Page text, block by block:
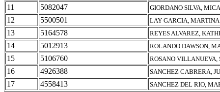
11 5082047 GIORDANO SILVA,
12 5500501 LAY GARCIA, MARTINA
13 5164578 REYES ALVAREZ,
14 5012913 ROLANDO DAWSON,
15 5106760 ROSANO VILLANUEVA,
16 4926388 SANCHEZ CABRERA,
17 4558413 SANCHEZ DEL RIO,